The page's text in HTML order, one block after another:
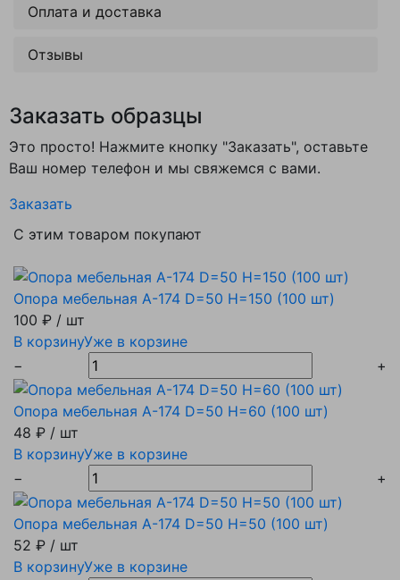
Оплата и доставка
Отзывы
Заказать образцы
Это просто! Нажмите кнопку "Заказать", оставьте
Ваш номер телефон и мы свяжемся с вами.
Заказать
С этим товаром покупают
Опора мебельная А-174 D=50 H=150 (100 шт)
100 ₽ / шт
В корзинуУже в корзине
−
+
Опора мебельная А-174 D=50 H=60 (100 шт)
48 ₽ / шт
В корзинуУже в корзине
−
+
Опора мебельная А-174 D=50 H=50 (100 шт)
52 ₽ / шт
В корзинуУже в корзине